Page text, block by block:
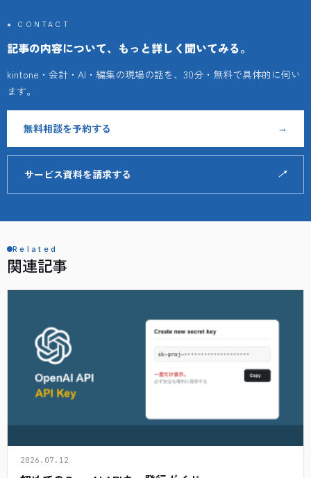
● CONTACT
記事の内容について、もっと詳しく聞いてみる。
kintone・会計・AI・編集の現場の話を、30分・無料で具体的に伺い
ます。
無料相談を予約する →
サービス資料を請求する ↗
Related
関連記事
2026.07.12